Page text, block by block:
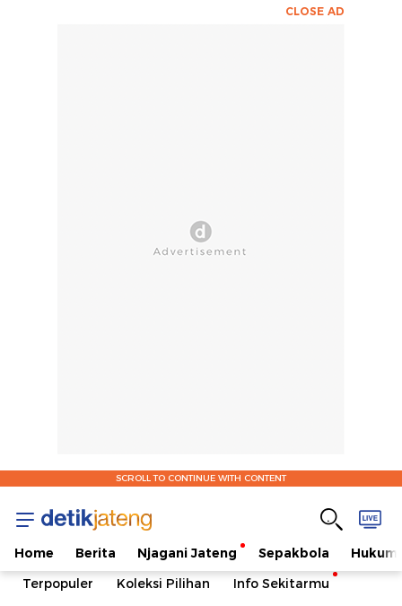
CLOSE AD
SCROLL TO CONTINUE WITH CONTENT
Home Berita Njagani Jateng Sepakbola
Hukum
Terpopuler
Koleksi Pilihan Info Sekitarmu